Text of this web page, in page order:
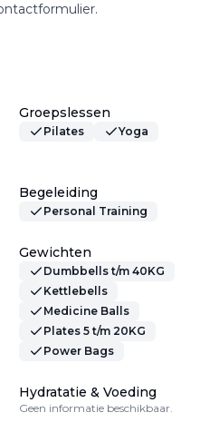
Groepslessen
Pilates Yoga
Begeleiding
Personal Training
Gewichten
Dumbbells t/m 40KG
Kettlebells
Medicine Balls
Plates 5 t/m 20KG
Power Bags
Hydratatie & Voeding
Geen informatie beschikbaar.